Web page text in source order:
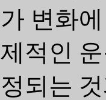
가 변화
제적인
정되는